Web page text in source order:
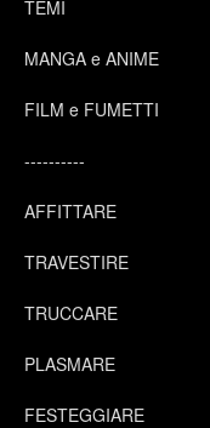
TEMI
MANGA e ANIME
FILM e FUMETTI
----------
AFFITTARE
TRAVESTIRE
TRUCCARE
PLASMARE
FESTEGGIARE